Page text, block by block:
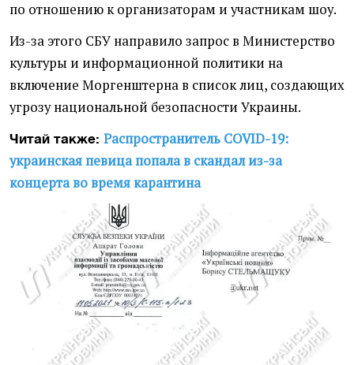
по отношению к организаторам и участникам шоу.
Из-за этого СБУ направило запрос в Министерство
культуры и информационной политики на
включение Моргенштерна в список лиц, создающих
угрозу национальной безопасности Украины.
Читай также: Распространитель COVID-19:
украинская певица попала в скандал из-за
концерта во время карантина